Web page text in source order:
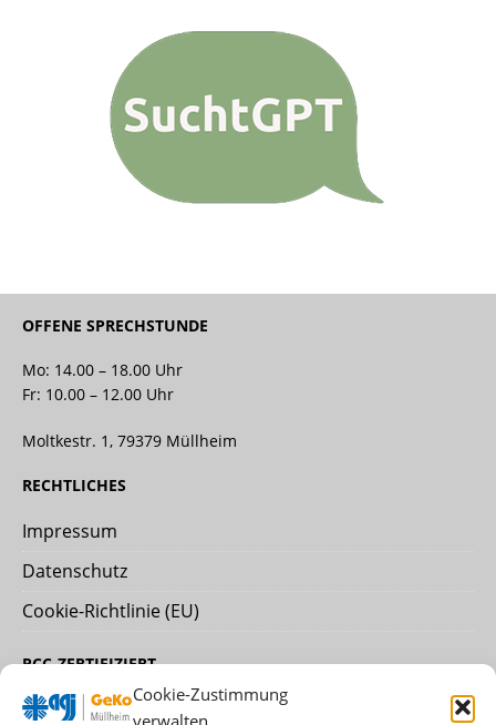
Cookie-Zustimmung
verwalten
OFFENE SPRECHSTUNDE
Mo: 14.00 – 18.00 Uhr
Fr: 10.00 – 12.00 Uhr
Moltkestr. 1, 79379 Müllheim
RECHTLICHES
Impressum
Datenschutz
Cookie-Richtlinie (EU)
PCC-ZERTIFIZIERT